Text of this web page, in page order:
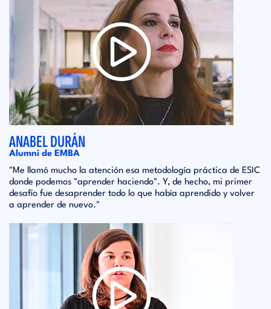
ANABEL DURÁN
Alumni de EMBA
"Me llamó mucho la atención esa metodología práctica de ESIC
donde podemos "aprender haciendo". Y, de hecho, mi primer
desafío fue desaprender todo lo que había aprendido y volver
a aprender de nuevo."